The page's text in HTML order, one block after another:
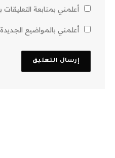
أعلمني بمتابعة التعليقات
أعلمني بالمواضيع الجديدة